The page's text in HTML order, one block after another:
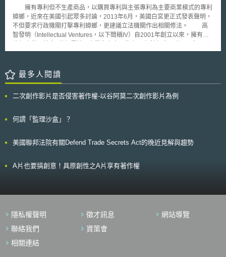
然目前美國僅有三個城市通過政府機關禁止使用人臉辨識技術的法令，但依
照目前的發展狀態，其他的城市甚至州在未來也可能會跟進頒布禁令。
準之數位設施的建置期程，以及產生病人具體應用效益的時間規劃表，重要
規定如下： 1.主檔資料管理（Stammdatenmanagement）：被保險人主檔
資料（Versichertenstammdaten）的測試及更新，自2016年7月1日起，於
兩年內針對全國區域進行大範圍測試。 2.結合病人的緊急資訊
訊，藥物治療計畫能於治療過程中使病人更加安全。而同時最少使用三種藥
物的被保險人，自2016年起應採行藥物治療計畫。之後應可於電子健保卡
取得藥物治療計畫相關資訊。 4.以電子方式發送醫療診斷報告
份報告應收取55歐分的費用。 5.遠距醫療（Telemedizin）：為推動遠距醫
醫療診斷結果將收取費用。 6.醫療資訊系統的互通性：建立互通性指引
（Interoperabilitätsverzeichnis）應可使醫療方面各類資訊系統所採行的標
口網站（Informationsportal）。 7.本法案所提期程，特別係針對實施的代
（Kassenärztliche Bundesvereinigung）及聯邦特約牙醫協會
擁有專利但不生產商品，以購買專利與主張專利為主要商業模式的專利
蟑螂，近來在美國引起眾多討論，2013年6月，美國白宮更正式發表聲明，
不但要求行政機關打擊專利蟑螂，更建議立法機關作出相關修法。 高
智發明（Intellectual Ventures，以下簡稱IV）自2001年創立以來，擁有約7
認自己屬於專利蟑螂的IV，2013年12月公開表列出3萬3千個用以主張專利
專利；至於其他未公開的專利，IV則稱受限於第三方的保密義務無法公開。
IV宣稱此舉目的在於提供潛在專利被授權人或買受人一個購物清單；然
力，所釋出之善意表示退讓。 前述公開清單目前在IV官網上公開提供下
檢視這份清單，瞭解該案是否為IV所主導，但實際在訴訟策略上該如何運用
最多人閱讀
二次創作影片是否侵害著作權-以谷阿莫二次創作影片為例
何謂「監理沙盒」？
美國聯邦法院有關Defend Trade Secrets Act的晚近見解與趨勢
A片也要搞創意！具原創性之A片享有著作權
隱私權聲明 徵才訊息
網站導覽
聯絡我們
資策會
相關連結